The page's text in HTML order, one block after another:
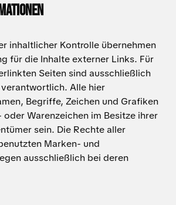
inhaltlicher Kontrolle übernehmen
für die Inhalte externer Links. Für
Seiten sind ausschließlich
Alle hier
Begriffe, Zeichen und Grafiken
oder Warenzeichen im Besitze ihrer
sein. Die Rechte aller
Marken- und
ausschließlich bei deren